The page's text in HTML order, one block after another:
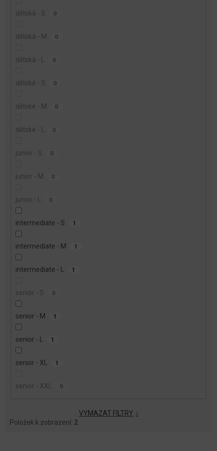
dětská - S 0
dětská - M 0
dětská - L 0
dětské - S 0
dětské - M 0
dětské - L 0
junior - S 0
junior - M 0
junior - L 0
intermediate - S 1
intermediate - M 1
intermediate - L 1
senior - S 0
senior - M 1
senior - L 1
senior - XL 1
senior - XXL 0
VYMAZAT FILTRY
Položek k zobrazení: 2